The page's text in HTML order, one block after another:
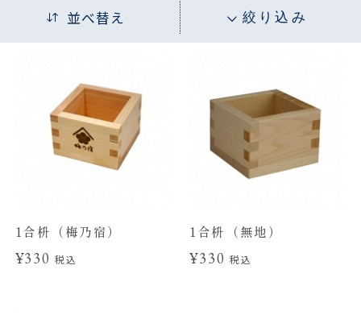
並べ替え 絞り込み
1合枡（梅乃宿）
¥330税込
1合枡（無地）
¥330税込